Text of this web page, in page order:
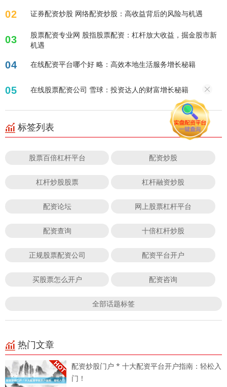
02 证券配资炒股 网络配资炒股：高收益背后的风险与机遇
03
股票配资专业网 股指股票配资：杠杆放大收益，掘金股市新
机遇
04 在线配资平台哪个好 略：高效本地生活服务增长秘籍
05 在线股票配资公司 雪球：投资达人的财富增长秘籍
标签列表
股票百倍杠杆平台 配资炒股
杠杆炒股股票 杠杆融资炒股
配资论坛 网上股票杠杆平台
配资查询 十倍杠杆炒股
正规股票配资公司 配资平台开户
买股票怎么开户 配资咨询
全部话题标签
热门文章
配资炒股门户 * 十大配资平台开户指南：轻松入
门！